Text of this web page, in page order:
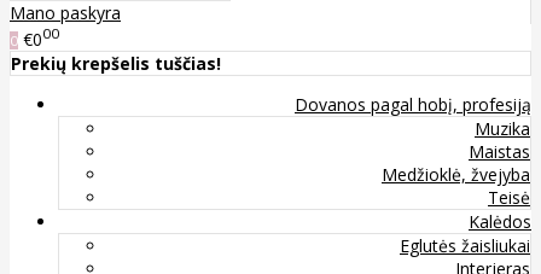
Mano paskyra
0 €000
Prekių krepšelis tuščias!
Dovanos pagal hobį, profesiją
Muzika
Maistas
Medžioklė, žvejyba
Teisė
Kalėdos
Eglutės žaisliukai
Interjeras